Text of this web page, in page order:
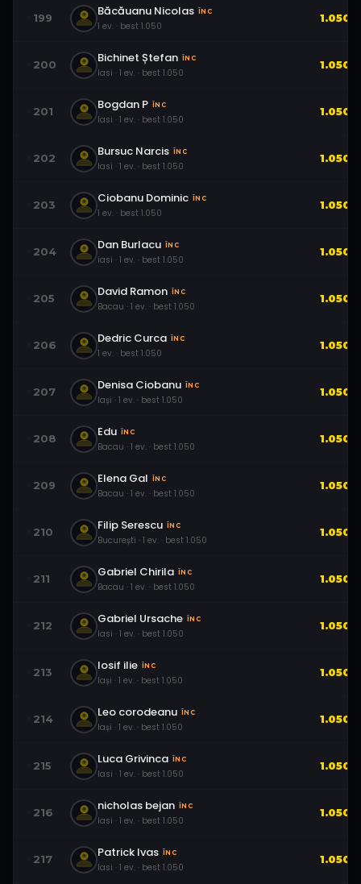
199 Băcăuanu Nicolas ÎNC
1 ev. · best 1.050
1.050
200 Bichinet Ștefan ÎNC
Iasi · 1 ev. · best 1.050
1.050
201 Bogdan P ÎNC
Iasi · 1 ev. · best 1.050
1.050
202 Bursuc Narcis ÎNC
Iasi · 1 ev. · best 1.050
1.050
203 Ciobanu Dominic ÎNC
1 ev. · best 1.050
1.050
204 Dan Burlacu ÎNC
iasi · 1 ev. · best 1.050
1.050
205 David Ramon ÎNC
Bacau · 1 ev. · best 1.050
1.050
206 Dedric Curca ÎNC
1 ev. · best 1.050
1.050
207 Denisa Ciobanu ÎNC
Iași · 1 ev. · best 1.050
1.050
208 Edu ÎNC
Bacau · 1 ev. · best 1.050
1.050
209 Elena Gal ÎNC
Bacau · 1 ev. · best 1.050
1.050
210 Filip Serescu ÎNC
București · 1 ev. · best 1.050
1.050
211 Gabriel Chirila ÎNC
Bacau · 1 ev. · best 1.050
1.050
212 Gabriel Ursache ÎNC
Iasi · 1 ev. · best 1.050
1.050
213 Iosif ilie ÎNC
Iași · 1 ev. · best 1.050
1.050
214 Leo corodeanu ÎNC
Iași · 1 ev. · best 1.050
1.050
215 Luca Grivinca ÎNC
Iasi · 1 ev. · best 1.050
1.050
216 nicholas bejan ÎNC
Iasi · 1 ev. · best 1.050
1.050
217 Patrick Ivas ÎNC
Iasi · 1 ev. · best 1.050
1.050